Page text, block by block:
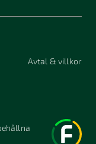
Avtal & villkor